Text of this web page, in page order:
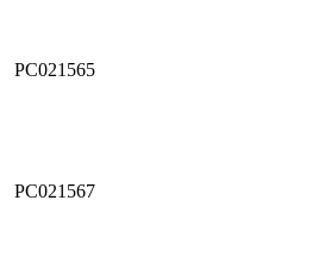
PC021565
PC021567